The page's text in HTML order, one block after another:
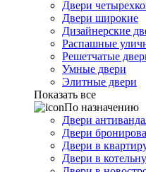
Двери
Двери широкие
Дизайнерские
Распашные
Решетчатые
Умные двери
Элитные двери
Показать все
По назначению
Двери
Двери
Двери в
Двери в